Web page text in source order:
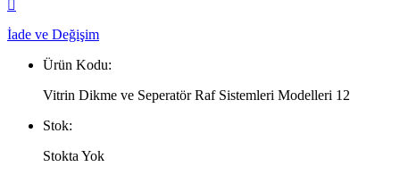
İade ve Değişim
Ürün Kodu:
Vitrin Dikme ve Seperatör Raf Sistemleri Modelleri 12
Stok:
Stokta Yok